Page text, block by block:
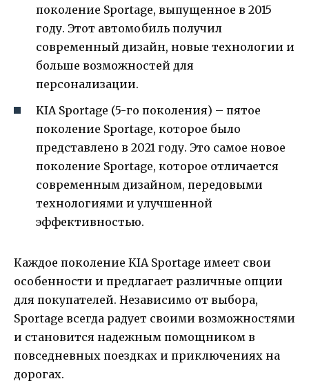
поколение Sportage, выпущенное в 2015
году. Этот автомобиль получил
современный дизайн, новые технологии и
больше возможностей для
персонализации.
KIA Sportage (5-го поколения) – пятое
поколение Sportage, которое было
представлено в 2021 году. Это самое новое
поколение Sportage, которое отличается
современным дизайном, передовыми
технологиями и улучшенной
эффективностью.
Каждое поколение KIA Sportage имеет свои
особенности и предлагает различные опции
для покупателей. Независимо от выбора,
Sportage всегда радует своими возможностями
и становится надежным помощником в
повседневных поездках и приключениях на
дорогах.